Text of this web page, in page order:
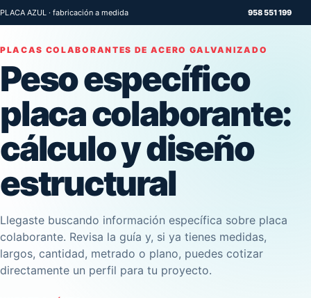
PLACA AZUL · fabricación a medida 958 551 199
PLACAS COLABORANTES DE ACERO GALVANIZADO
Peso específico
placa colaborante:
cálculo y diseño
estructural
Llegaste buscando información específica sobre placa
colaborante. Revisa la guía y, si ya tienes medidas,
largos, cantidad, metrado o plano, puedes cotizar
directamente un perfil para tu proyecto.